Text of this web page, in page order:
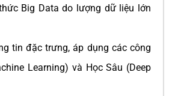
Big Data do lượng dữ liệu lớn
tin đặc trưng, áp dụng các công
Learning) và Học Sâu (Deep